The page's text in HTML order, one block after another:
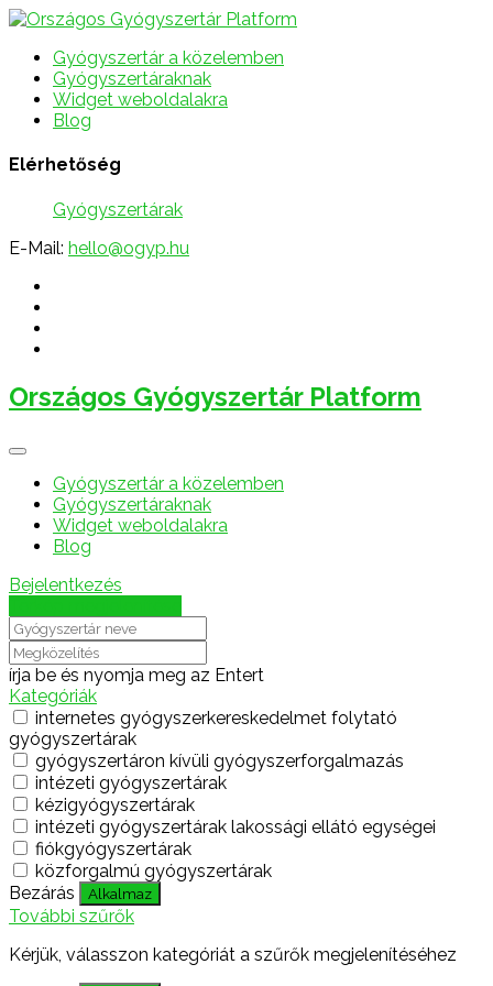
Gyógyszertár a közelemben
Gyógyszertáraknak
Widget weboldalakra
Blog
Elérhetőség
Gyógyszertárak
E-Mail: hello@ogyp.hu
Országos Gyógyszertár Platform
Gyógyszertár a közelemben
Gyógyszertáraknak
Widget weboldalakra
Blog
Bejelentkezés
írja be és nyomja meg az Entert
Kategóriák
internetes gyógyszerkereskedelmet folytató
gyógyszertárak
gyógyszertáron kívüli gyógyszerforgalmazás
intézeti gyógyszertárak
kézigyógyszertárak
intézeti gyógyszertárak lakossági ellátó egységei
fiókgyógyszertárak
közforgalmú gyógyszertárak
Bezárás
Alkalmaz
További szűrők
Kérjük, válasszon kategóriát a szűrők megjelenítéséhez